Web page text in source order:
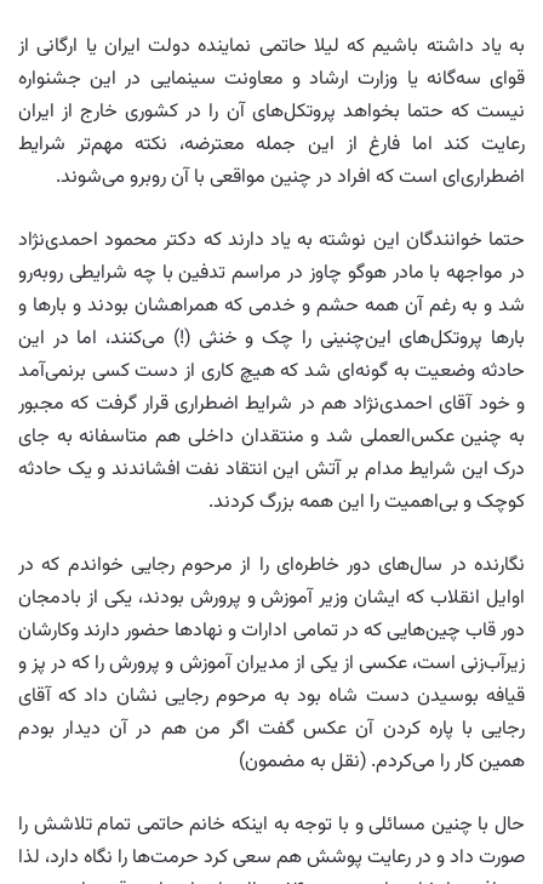
به یاد داشته باشیم که لیلا حاتمی نماینده دولت ایران یا ارگانی از
قوای سه‌گانه یا وزارت ارشاد و معاونت سینمایی در این جشنواره
نیست که حتما بخواهد پروتکل‌های آن را در کشوری خارج از ایران
رعایت کند اما فارغ از این جمله معترضه، نکته مهم‌تر شرایط
اضطراری‌ای است که افراد در چنین مواقعی با آن روبرو می‌شوند.
حتما خوانندگان این نوشته به یاد دارند که دکتر محمود احمدی‌نژاد
در مواجهه با مادر هوگو چاوز در مراسم تدفین با چه شرایطی روبه‌رو
شد و به رغم آن همه حشم و خدمی که همراهشان بودند و بارها و
بارها پروتکل‌های این‌چنینی را چک و خنثی (!) می‌کنند، اما در این
حادثه وضعیت به گونه‌ای شد که هیچ کاری از دست کسی برنمی‌آمد
و خود آقای احمدی‌نژاد هم در شرایط اضطراری قرار گرفت که مجبور
به چنین عکس‌العملی شد و منتقدان داخلی هم متاسفانه به جای
درک این شرایط مدام بر آتش این انتقاد نفت افشاندند و یک حادثه
کوچک و بی‌اهمیت را این همه بزرگ کردند.
نگارنده در سال‌های دور خاطره‌ای را از مرحوم رجایی خواندم که در
اوایل انقلاب که ایشان وزیر آموزش و پرورش بودند، یکی از بادمجان
دور قاب‌ چین‌هایی که در تمامی ادارات و نهادها حضور دارند وکارشان
زیرآب‌زنی است، عکسی از یکی از مدیران آموزش و پرورش را که در پز و
قیافه بوسیدن دست شاه بود به مرحوم رجایی نشان داد که آقای
رجایی با پاره کردن آن عکس گفت اگر من هم در آن دیدار بودم
همین کار را می‌کردم. (نقل به مضمون)
حال با چنین مسائلی و با توجه به اینکه خانم حاتمی تمام تلاشش را
صورت داد و در رعایت پوشش هم سعی کرد حرمت‌ها را نگاه دارد، لذا